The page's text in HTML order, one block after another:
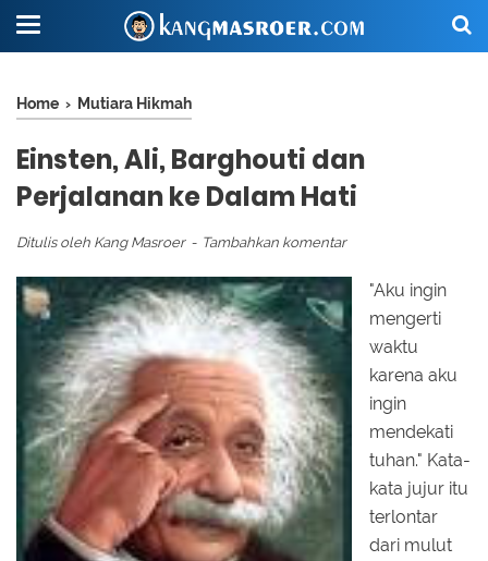
Home › Mutiara Hikmah
Einsten, Ali, Barghouti dan
Perjalanan ke Dalam Hati
Ditulis oleh Kang Masroer Tambahkan komentar
"Aku ingin
mengerti
waktu
karena aku
ingin
mendekati
tuhan." Kata-
kata jujur itu
terlontar
dari mulut